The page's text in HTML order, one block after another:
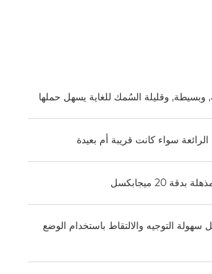
سواء كانت قريبة أم بعيدة
20 ميجابكسل
التوجيه والالتقاط باستخدام الوضع